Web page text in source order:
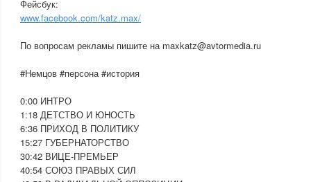
Фейсбук:
www.facebook.com/katz.max/
По вопросам рекламы пишите на maxkatz@avtormedia.ru
#Немцов #персона #история
0:00 ИНТРО
1:18 ДЕТСТВО И ЮНОСТЬ
6:36 ПРИХОД В ПОЛИТИКУ
15:27 ГУБЕРНАТОРСТВО
30:42 ВИЦЕ-ПРЕМЬЕР
40:54 СОЮЗ ПРАВЫХ СИЛ